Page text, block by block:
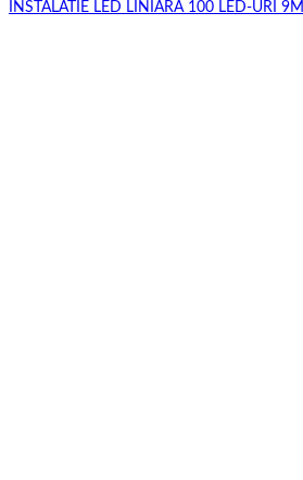
INSTALATIE LED LINIARA 100 LED-URI 9M